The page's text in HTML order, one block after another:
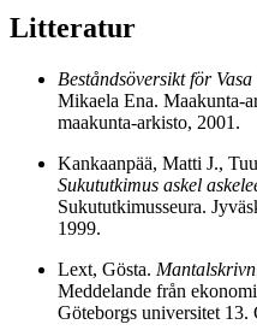
Litteratur
Beståndsöversikt för
Mikaela Ena. Maakunta-
maakunta-arkisto, 2001.
Kankaanpää, Matti J.,
Sukututkimus askel
Sukututkimusseura.
1999.
Lext, Gösta.
Meddelande från
Göteborgs universitet 13.